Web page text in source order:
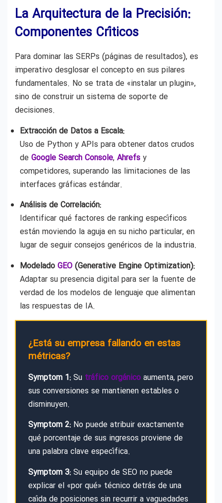
La Arquitectura de la Precisión:
Componentes Críticos
Para dominar las SERPs (páginas de resultados), es
imperativo desglosar el concepto en sus pilares
fundamentales. No se trata de «instalar un plugin»,
sino de construir un sistema de soporte de
decisiones.
Extracción de Datos a Escala:
Uso de Python y APIs para obtener datos crudos
de Google Search Console, Ahrefs y
competidores, superando las limitaciones de las
interfaces gráficas estándar.
Análisis de Correlación:
Identificar qué factores de ranking específicos
están moviendo la aguja en su nicho particular, en
lugar de seguir consejos genéricos de la industria.
Modelado GEO (Generative Engine Optimization):
Adaptar su presencia digital para ser la fuente de
verdad de los modelos de lenguaje que alimentan
las respuestas de IA.
¿Está su empresa fallando en estas
métricas?
Symptom 1: Su tráfico orgánico aumenta, pero
sus conversiones se mantienen estables o
disminuyen.
Symptom 2: No puede atribuir exactamente
qué porcentaje de sus ingresos proviene de
una palabra clave específica.
Symptom 3: Su equipo de SEO no puede
explicar el «por qué» técnico detrás de una
caída de posiciones sin recurrir a vaguedades